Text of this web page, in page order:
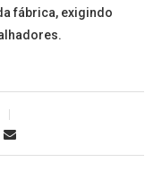
fábrica, exigindo